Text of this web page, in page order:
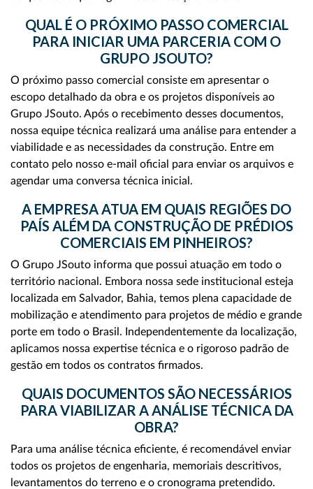
QUAL É O PRÓXIMO PASSO COMERCIAL
PARA INICIAR UMA PARCERIA COM O
GRUPO JSOUTO?
O próximo passo comercial consiste em apresentar o
escopo detalhado da obra e os projetos disponíveis ao
Grupo JSouto. Após o recebimento desses documentos,
nossa equipe técnica realizará uma análise para entender a
viabilidade e as necessidades da construção. Entre em
contato pelo nosso e-mail oficial para enviar os arquivos e
agendar uma conversa técnica inicial.
A EMPRESA ATUA EM QUAIS REGIÕES DO
PAÍS ALÉM DA CONSTRUÇÃO DE PRÉDIOS
COMERCIAIS EM PINHEIROS?
O Grupo JSouto informa que possui atuação em todo o
território nacional. Embora nossa sede institucional esteja
localizada em Salvador, Bahia, temos plena capacidade de
mobilização e atendimento para projetos de médio e grande
porte em todo o Brasil. Independentemente da localização,
aplicamos nossa expertise técnica e o rigoroso padrão de
gestão em todos os contratos firmados.
QUAIS DOCUMENTOS SÃO NECESSÁRIOS
PARA VIABILIZAR A ANÁLISE TÉCNICA DA
OBRA?
Para uma análise técnica eficiente, é recomendável enviar
todos os projetos de engenharia, memoriais descritivos,
levantamentos do terreno e o cronograma pretendido.